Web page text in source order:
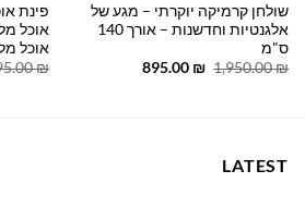
שולחן קרמיקה יוקרתי – מגע של
אלגנטיות וחדשנות – אורך 140
ס"מ
1,950.00₪
המחיר
895.00 ₪
המחיר
אוכל
₪
LATEST